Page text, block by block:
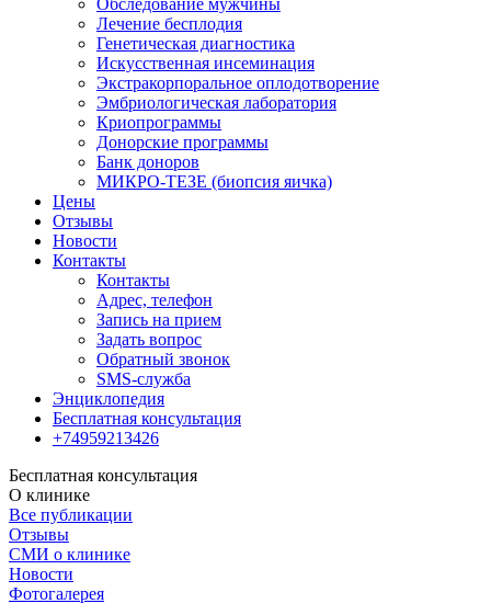
Лечение бесплодия
Генетическая диагностика
Искусственная инсеминация
Экстракорпоральное оплодотворение
Эмбриологическая лаборатория
Криопрограммы
Донорские программы
Банк доноров
МИКРО-ТЕЗЕ (биопсия яичка)
Цены
Отзывы
Новости
Контакты
Контакты
Адрес, телефон
Запись на прием
Задать вопрос
Обратный звонок
SMS-служба
Энциклопедия
Бесплатная консультация
+74959213426
Бесплатная консультация
О клинике
Все публикации
Отзывы
СМИ о клинике
Новости
Фотогалерея